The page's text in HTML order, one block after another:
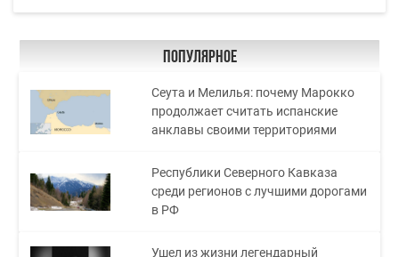
Популярное
Сеута и Мелилья: почему Марокко
продолжает считать испанские
анклавы своими территориями
Республики Северного Кавказа
среди регионов с лучшими дорогами
в РФ
Ушел из жизни легендарный